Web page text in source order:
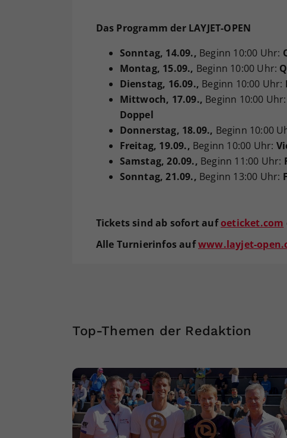
Das Programm der LAYJET-OPEN
Sonntag, 14.09., Beginn 10:00 Uhr:
Montag, 15.09., Beginn 10:00 Uhr:
Dienstag, 16.09., Beginn 10:00 Uhr:
Mittwoch, 17.09., Beginn 10:00 Uhr:
Doppel
Donnerstag, 18.09., Beginn 10:00
Freitag, 19.09., Beginn 10:00 Uhr:
Samstag, 20.09., Beginn 11:00 Uhr:
Sonntag, 21.09., Beginn 13:00 Uhr:
Tickets sind ab sofort aufoeticket.com
Alle Turnierinfosaufwww.layjet-
Top-Themen der Redaktion